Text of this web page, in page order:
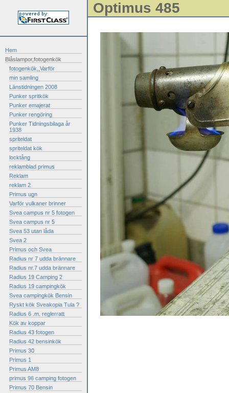
Hem
Blåslampor,fotogenkök
fotogenkök,,Varför
min samling
Länstidningen 2008
Punker spritkök
Punker emajerat
Punker rengöring
Punker Tidningsbilaga år
1938
spriteldat
spriteldat kök
locktång
reklamblad primus
Reklam
reklam 2
Primus ugn
Varför vulkaner brinner
Svea campus nr 5 fotogen
Svea campus nr 5
Svea 53 utan låda
Svea 2
Primus och Svea
Radius nr 7 udda brännare
Radius nr.7 udda brännare
Radius 19 Camping 2
Radius 19 campingkök
Svea campingkök Bensin
Ryskt kök Sveakopia Tula ?
Radius 6 .m. reglerratt
Kök av koppar
Radius 43 fotogen
Radius 42 bensinkök
Primus 30
Primus 1
Primus AM8
primus 96 camping fotogen
Primus 70 Bensin
Optimus 485